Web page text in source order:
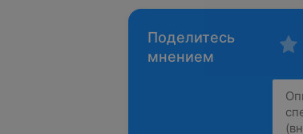
Поделитесь
мнением